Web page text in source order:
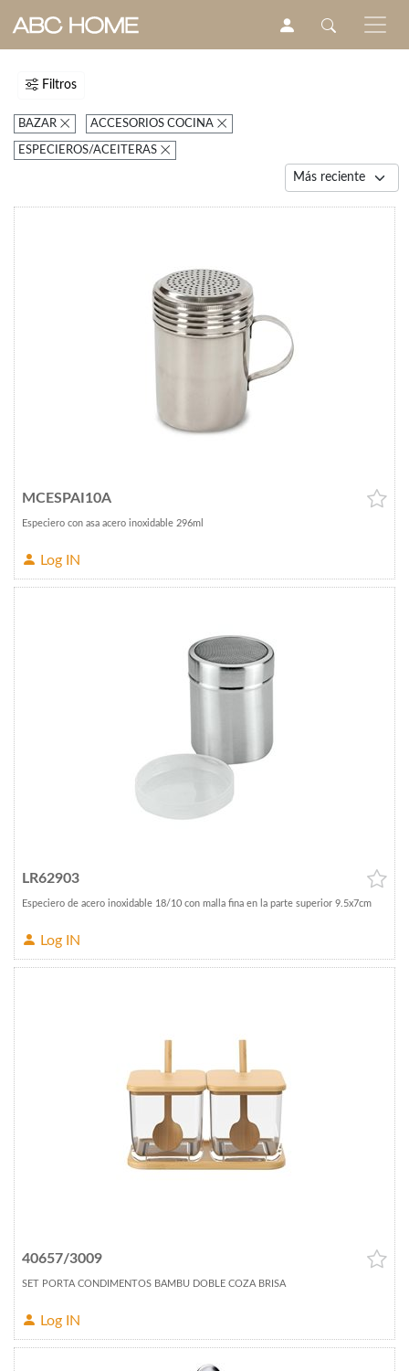
Filtros
BAZAR ACCESORIOS COCINA
ESPECIEROS/ACEITERAS
MCESPAI10A
Especiero con asa acero inoxidable 296ml
Log IN
LR62903
Especiero de acero inoxidable 18/10 con malla fina en la parte superior 9.5x7cm
Log IN
40657/3009
SET PORTA CONDIMENTOS BAMBU DOBLE COZA BRISA
Log IN